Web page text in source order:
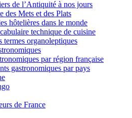
de l’Antiquité à nos jours
des Mets et des Plats
hôtelières dans le monde
technique de cuisine
termes organoleptiques
par région française
gastronomiques par pays
de France